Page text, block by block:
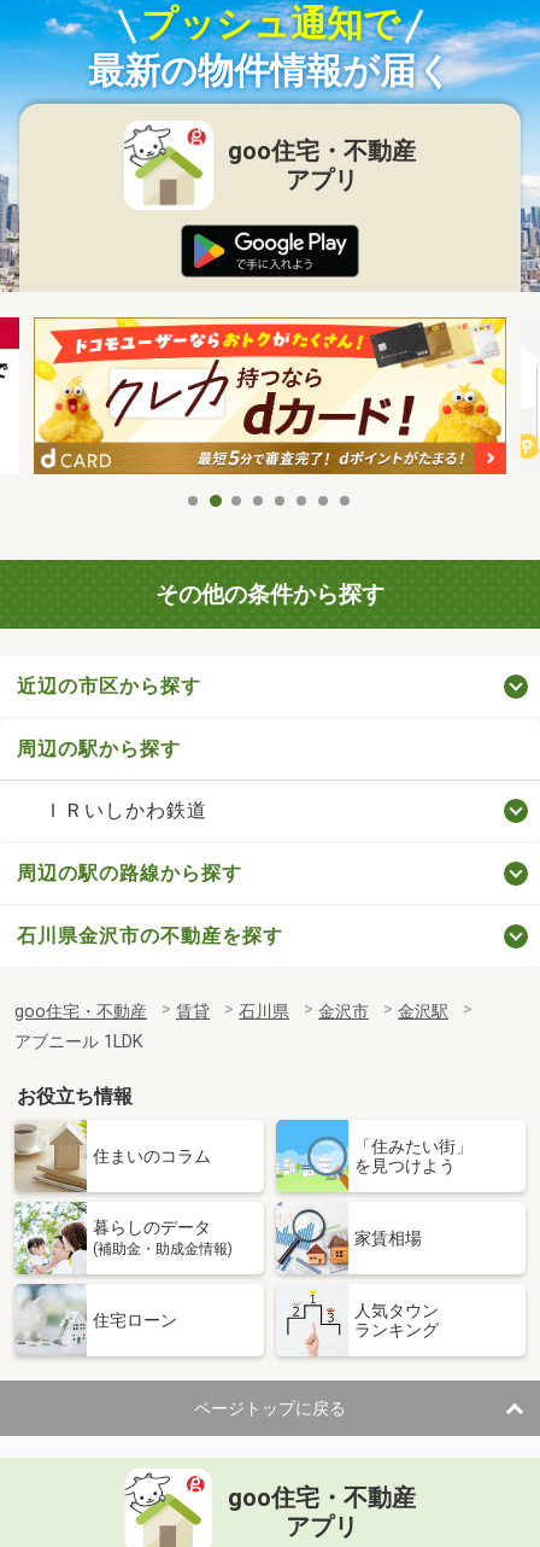
プッシュ通知で
最新の物件情報が届く
goo住宅・不動産
アプリ
その他の条件から探す
近辺の市区から探す
周辺の駅から探す
ＩＲいしかわ鉄道
周辺の駅の路線から探す
石川県金沢市の不動産を探す
goo住宅・不動産 賃貸 石川県 金沢市
金沢駅
アブニール 1LDK
お役立ち情報
住まいのコラム
「住みたい街」
を見つけよう
暮らしのデータ
(補助金・助成金情報)
家賃相場
住宅ローン
人気タウン
ランキング
ページトップに戻る
goo住宅・不動産
アプリ